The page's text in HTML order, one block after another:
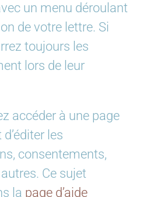
un menu déroulant
de votre lettre. Si
toujours les
lors de leur
accéder à une page
les
consentements,
Ce sujet
la page d’aide